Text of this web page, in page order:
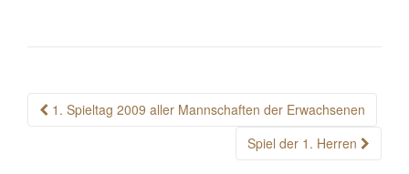
Post
1. Spieltag 2009 aller Mannschaften der Erwachsenen
Spiel der 1. Herren